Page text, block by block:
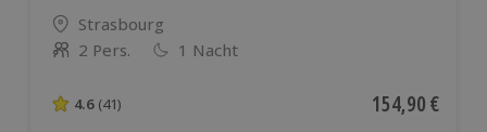
Standort
Strasbourg
Anzahl der Teilnehmer
2 Pers. 1 Nacht
4.6 von 5 Sternen basierend auf 41 Bewertungen
4.6 (41) Aktueller Preis
154,90 €